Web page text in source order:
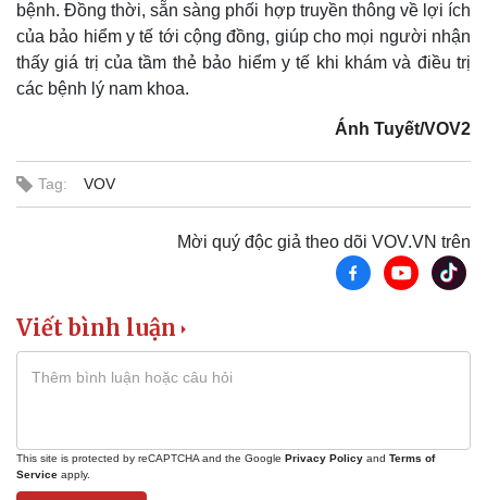
Lịch thi đấu bóng đá
Thế giới thể thao
Xe máy
bệnh. Đồng thời, sẵn sàng phối hợp truyền thông về lợi ích
của bảo hiểm y tế tới cộng đồng, giúp cho mọi người nhận
thấy giá trị của tầm thẻ bảo hiểm y tế khi khám và điều trị
các bệnh lý nam khoa.
Ánh Tuyết/VOV2
Tag: VOV
Mời quý độc giả theo dõi VOV.VN trên
Viết bình luận
This site is protected by reCAPTCHA and the Google Privacy Policy and Terms of
Service apply.